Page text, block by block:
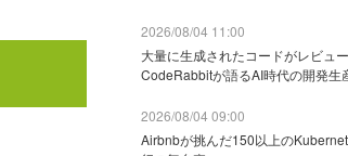
2026/08/04 11:00
大量に生成されたコードがレビュ
CodeRabbitが語るAI時代の開発生
2026/08/04 09:00
Airbnbが挑んだ150以上の